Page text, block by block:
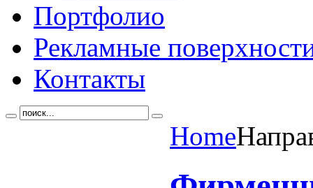
Портфолио
Рекламные
Контакты
Home